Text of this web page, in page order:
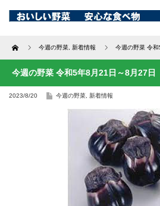
Home 今週の野菜 新着情報 今週の野菜 令
今週の野菜 令和5年8月21日～8月27日
2023/8/20 今週の野菜 新着情報